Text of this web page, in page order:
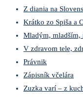
Z diania na
Krátko zo Spiša a
Mladým, mladším,
V zdravom tele,
Právnik
Zápisník včelára
Zuzka varí – z